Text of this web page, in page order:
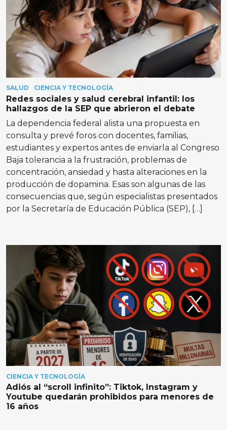
SALUD CIENCIA Y TECNOLOGÍA
Redes sociales y salud cerebral infantil: los
hallazgos de la SEP que abrieron el debate
La dependencia federal alista una propuesta en
consulta y prevé foros con docentes, familias,
estudiantes y expertos antes de enviarla al Congreso
Baja tolerancia a la frustración, problemas de
concentración, ansiedad y hasta alteraciones en la
producción de dopamina. Esas son algunas de las
consecuencias que, según especialistas presentados
por la Secretaría de Educación Pública (SEP), […]
CIENCIA Y TECNOLOGÍA
Adiós al “scroll infinito”: Tiktok, Instagram y
Youtube quedarán prohibidos para menores de
16 años